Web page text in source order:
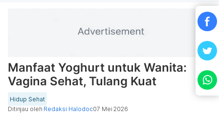
Manfaat Yoghurt untuk Wanita:
Vagina Sehat, Tulang Kuat
Hidup Sehat
Ditinjau oleh Redaksi Halodoc07 Mei 2026